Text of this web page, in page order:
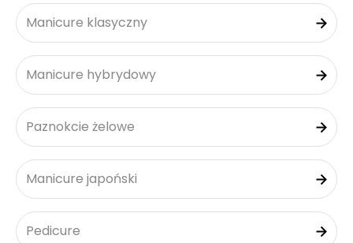
Manicure klasyczny
Manicure hybrydowy
Paznokcie żelowe
Manicure japoński
Pedicure